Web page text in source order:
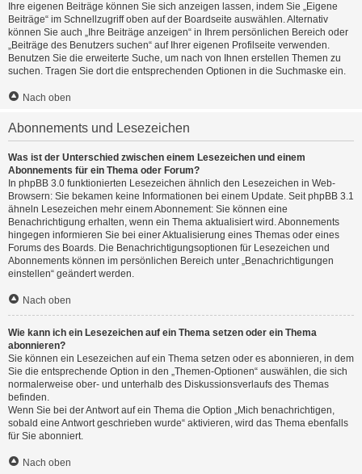
Ihre eigenen Beiträge können Sie sich anzeigen lassen, indem Sie „Eigene
Beiträge“ im Schnellzugriff oben auf der Boardseite auswählen. Alternativ
können Sie auch „Ihre Beiträge anzeigen“ in Ihrem persönlichen Bereich oder
„Beiträge des Benutzers suchen“ auf Ihrer eigenen Profilseite verwenden.
Benutzen Sie die erweiterte Suche, um nach von Ihnen erstellen Themen zu
suchen. Tragen Sie dort die entsprechenden Optionen in die Suchmaske ein.
Nach oben
Abonnements und Lesezeichen
Was ist der Unterschied zwischen einem Lesezeichen und einem
Abonnements für ein Thema oder Forum?
In phpBB 3.0 funktionierten Lesezeichen ähnlich den Lesezeichen in Web-
Browsern: Sie bekamen keine Informationen bei einem Update. Seit phpBB 3.1
ähneln Lesezeichen mehr einem Abonnement: Sie können eine
Benachrichtigung erhalten, wenn ein Thema aktualisiert wird. Abonnements
hingegen informieren Sie bei einer Aktualisierung eines Themas oder eines
Forums des Boards. Die Benachrichtigungsoptionen für Lesezeichen und
Abonnements können im persönlichen Bereich unter „Benachrichtigungen
einstellen“ geändert werden.
Nach oben
Wie kann ich ein Lesezeichen auf ein Thema setzen oder ein Thema
abonnieren?
Sie können ein Lesezeichen auf ein Thema setzen oder es abonnieren, in dem
Sie die entsprechende Option in den „Themen-Optionen“ auswählen, die sich
normalerweise ober- und unterhalb des Diskussionsverlaufs des Themas
befinden.
Wenn Sie bei der Antwort auf ein Thema die Option „Mich benachrichtigen,
sobald eine Antwort geschrieben wurde“ aktivieren, wird das Thema ebenfalls
für Sie abonniert.
Nach oben